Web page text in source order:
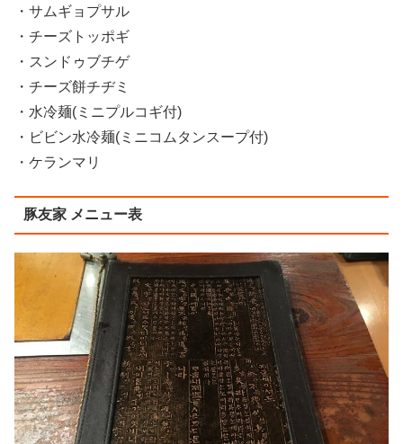
・サムギョプサル
・チーズトッポギ
・スンドゥブチゲ
・チーズ餅チヂミ
・水冷麺(ミニプルコギ付)
・ビビン水冷麺(ミニコムタンスープ付)
・ケランマリ
豚友家 メニュー表